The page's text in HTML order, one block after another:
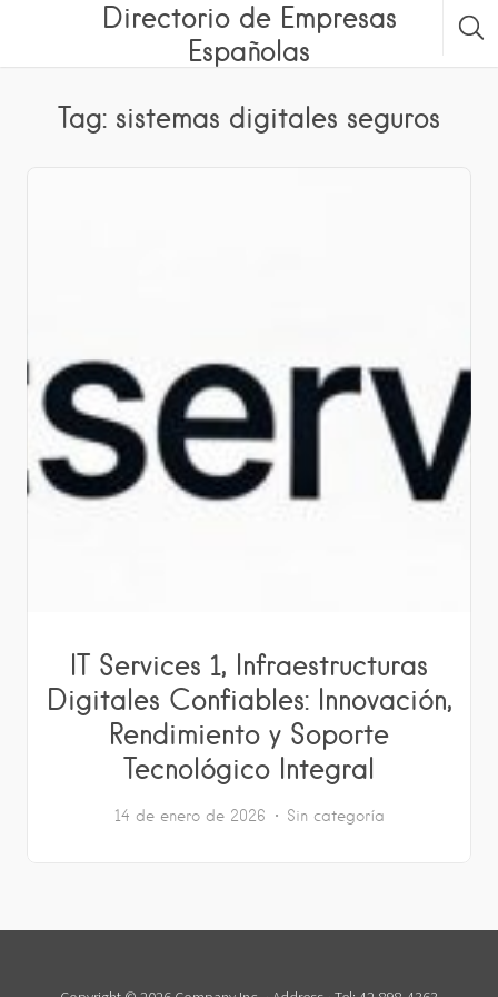
Directorio de Empresas
Españolas
Tag: sistemas digitales seguros
IT Services 1, Infraestructuras
Digitales Confiables: Innovación,
Rendimiento y Soporte
Tecnológico Integral
14 de enero de 2026 Sin categoría